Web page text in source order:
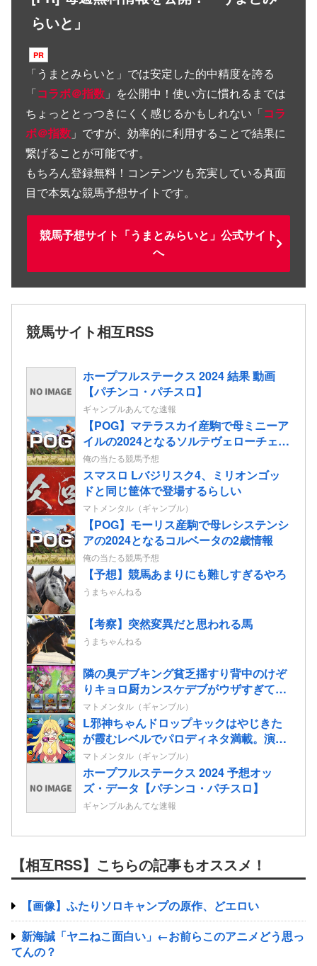
らいと」
「うまとみらいと 」では安定した的中精度を誇る
「コラボ＠指数 」を公開中！使い方に慣れるまでは
ちょっととっつきにくく感じるかもしれない「コラ
ボ＠指数 」ですが、効率的に利用することで結果に
繋げることが可能です。
もちろん登録無料！コンテンツも充実している真面
目で本気な競馬予想サイトです。
競馬予想サイト「うまとみらいと」公式サイト
へ
競馬サイト相互RSS
ホープフルステークス 2024 結果 動画
【パチンコ・パチスロ】
ギャンブルあんてな速報
【POG】マテラスカイ産駒で母ミニーア
イルの2024となるソルテヴェローチェの
2歳情報
俺の当たる競馬予想
スマスロ Lバジリスク4、ミリオンゴッ
ドと同じ筐体で登場するらしい
マトメンタル（ギャンブル）
【POG】モーリス産駒で母レシステンシ
アの2024となるコルベータの2歳情報
俺の当たる競馬予想
【予想】競馬あまりにも難しすぎるやろ
うまちゃんねる
【考察】突然変異だと思われる馬
うまちゃんねる
隣の臭デブキング貧乏揺すり背中のけぞ
りキョロ厨カンスケデブがウザすぎて心
が折れそう…
マトメンタル（ギャンブル）
L邪神ちゃんドロップキックはやじきた
が霞むレベルでパロディネタ満載。演出
面白いのに台がキツいよ…
マトメンタル（ギャンブル）
ホープフルステークス 2024 予想オッ
ズ・データ【パチンコ・パチスロ】
ギャンブルあんてな速報
【相互RSS】こちらの記事もオススメ！
【画像】ふたりソロキャンプの原作、どエロい
新海誠「ヤニねこ面白い」←お前らこのアニメどう思っ
てんの？